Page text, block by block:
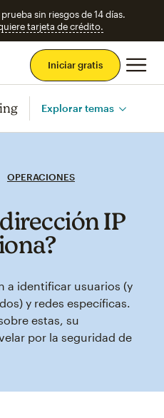
sin riesgos de 14 días.
tarjeta de crédito.
Iniciar gratis
Explorar temas
OPERACIONES
IP
a identificar usuarios (y
y redes específicas.
estas, su
por la seguridad de